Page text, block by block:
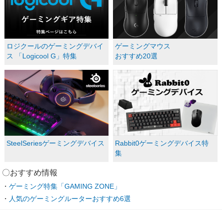
ロジクールのゲーミングデバイ
ス 「Logicool G」特集
ゲーミングマウス
おすすめ20選
SteelSeriesゲーミングデバイス
Rabbit0ゲーミングデバイス特
集
〇おすすめ情報
ゲーミング特集「GAMING ZONE」
人気のゲーミングルーターおすすめ6選